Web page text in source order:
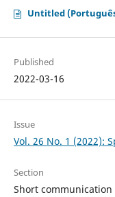
Untitled
Published
2022-03-16
Issue
Vol. 26 No. 1 (2022):
Section
Short communication